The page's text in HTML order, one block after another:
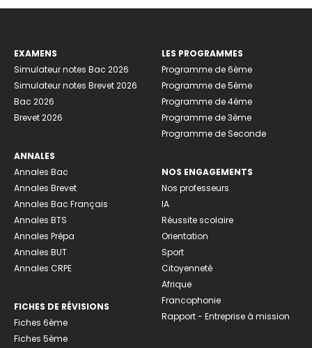
EXAMENS
Simulateur notes Bac 2026
Simulateur notes Brevet 2026
Bac 2026
Brevet 2026
ANNALES
Annales Bac
Annales Brevet
Annales Bac Français
Annales BTS
Annales Prépa
Annales BUT
Annales CRPE
FICHES DE RÉVISIONS
Fiches 6ème
Fiches 5ème
LES PROGRAMMES
Programme de 6ème
Programme de 5ème
Programme de 4ème
Programme de 3ème
Programme de Seconde
NOS ENGAGEMENTS
Nos professeurs
IA
Réussite scolaire
Orientation
Sport
Citoyenneté
Afrique
Francophonie
Rapport - Entreprise à mission